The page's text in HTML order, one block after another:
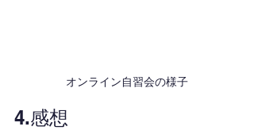
オンライン自習会の様子
4.感想